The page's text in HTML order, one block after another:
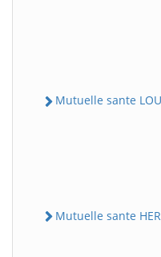
Mutuelle sante
Mutuelle sante